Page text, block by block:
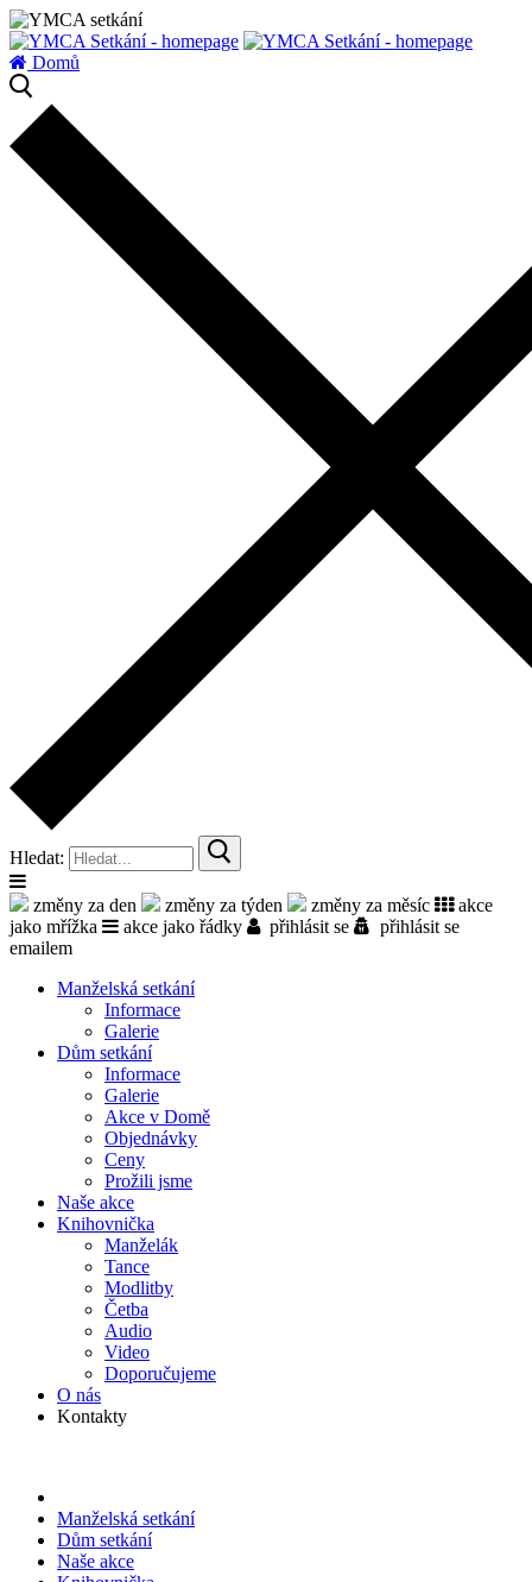
Domů
Hledat:
změny za den změny za týden změny za měsíc
akce
jako mřížka
akce jako řádky přihlásit se
přihlásit se
emailem
Manželská setkání
Informace
Galerie
Dům setkání
Informace
Galerie
Akce v Domě
Objed­návky
Ceny
Prožili jsme
Naše akce
Knihov­nička
Manželák
Tance
Modlitby
Četba
Audio
Video
Doporu­čujeme
O nás
Kontakty
Manželská setkání
Dům setkání
Naše akce
zatížení serveru